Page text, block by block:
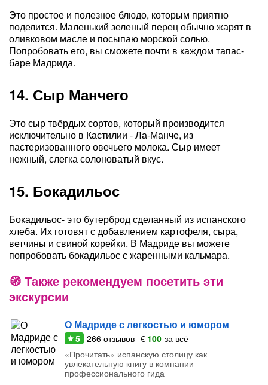
Это простое и полезное блюдо, которым приятно
поделится. Маленький зеленый перец обычно жарят в
оливковом масле и посыпаю морской солью.
Попробовать его, вы сможете почти в каждом тапас-
баре Мадрида.
14. Сыр Манчего
Это сыр твёрдых сортов, который производится
исключительно в Кастилии - Ла-Манче, из
пастеризованного овечьего молока. Сыр имеет
нежный, слегка солоноватый вкус.
15. Бокадильос
Бокадильос- это бутерброд сделанный из испанского
хлеба. Их готовят с добавлением картофеля, сыра,
ветчины и свиной корейки. В Мадриде вы можете
попробовать бокадильос с жаренными кальмара.
Также рекомендуем посетить эти
экскурсии
О Мадриде с легкостью и юмором
5 266 отзывов € 100 за всё
«Прочитать» испанскую столицу как
увлекательную книгу в компании
профессионального гида